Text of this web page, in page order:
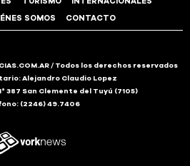
SOMOS CONTACTO
/ Todos los derechos reservados
Alejandro Claudio Lopez
387 San Clemente del Tuyú (7105)
(2246) 49.7406